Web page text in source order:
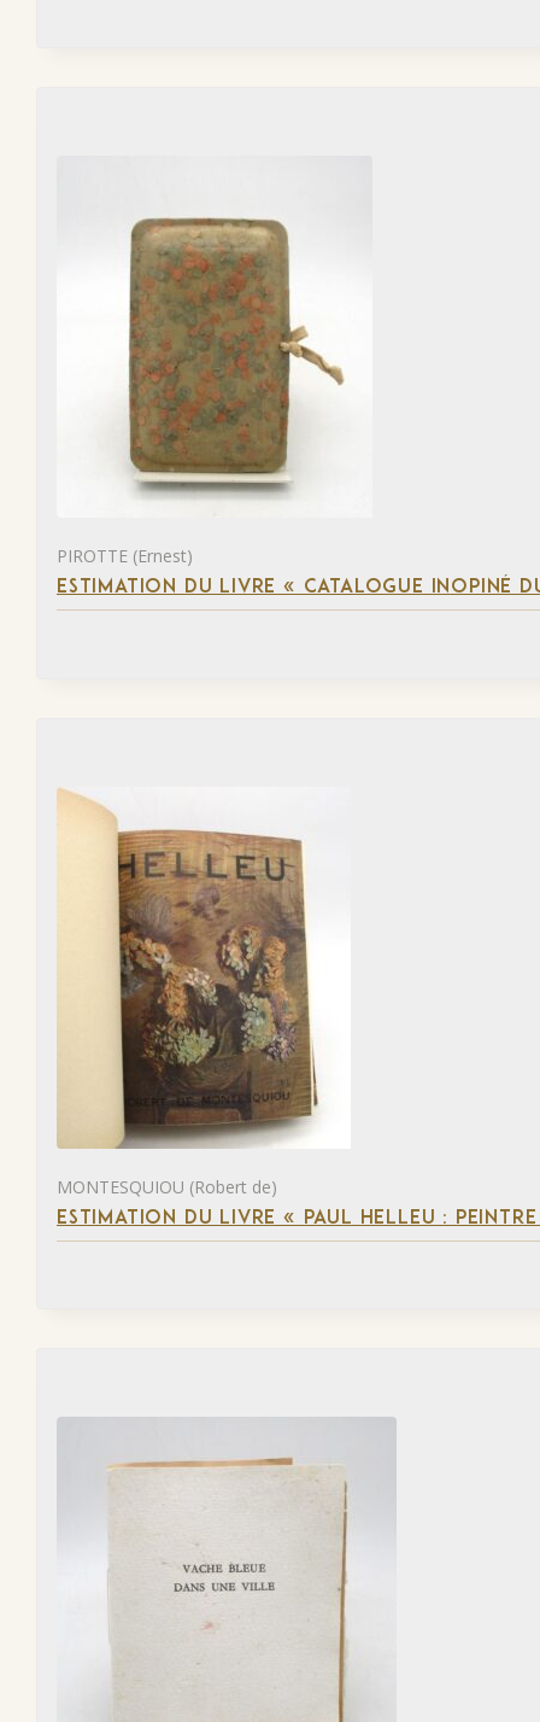
PIROTTE (Ernest)
ESTIMATION DU LIVRE « CATALOGUE INOPINÉ
MONTESQUIOU (Robert de)
ESTIMATION DU LIVRE « PAUL HELLEU :